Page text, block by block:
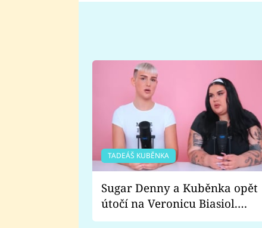
TADEÁŠ KUBĚNKA
Sugar Denny a Kuběnka opět
útočí na Veronicu Biasiol.
Proč je podle nich falešná a